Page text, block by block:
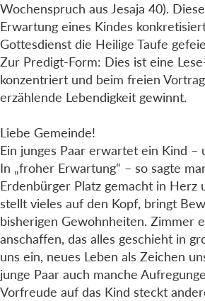
Wochenspruch aus Jesaja 40).
Erwartung eines Kindes
Gottesdienst die Heilige Taufe
Zur Predigt-Form: Dies ist eine
konzentriert und beim freien
erzählende Lebendigkeit gewinnt.
Liebe Gemeinde!
Ein junges Paar erwartet ein Kind –
In „froher Erwartung“ – so sagte
Erdenbürger Platz gemacht in Herz
stellt vieles auf den Kopf, bringt
bisherigen Gewohnheiten. Zimmer
anschaffen, das alles geschieht in
uns ein, neues Leben als Zeichen
junge Paar auch manche
Vorfreude auf das Kind steckt